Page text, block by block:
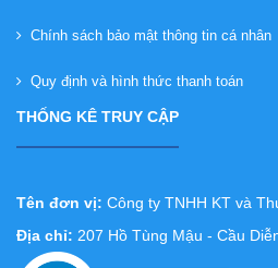
Chính sách bảo mật thông tin cá nhân
Quy định và hình thức thanh toán
THỐNG KÊ TRUY CẬP
Tên đơn vị: Công ty TNHH KT và
Địa chỉ: 207 Hồ Tùng Mậu - Cầu